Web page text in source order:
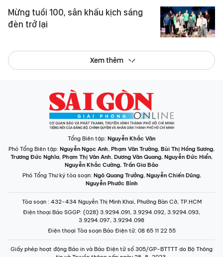
Mừng tuổi 100, sân khấu kịch sáng
đèn trở lại
Xem thêm
Tổng Biên tập: Nguyễn Khắc Văn
Phó Tổng Biên tập: Nguyễn Ngọc Anh, Phạm Văn Trường, Bùi Thị Hồng Sương,
Trương Đức Nghĩa, Phạm Thị Vân Anh, Dương Văn Quang, Nguyễn Đức Hiển,
Nguyễn Khắc Cường, Trần Gia Bảo
Phó Tổng Thư ký tòa soạn: Ngô Quang Trưởng, Nguyễn Chiến Dũng,
Nguyễn Phước Bình
Tòa soạn : 432-434 Nguyễn Thị Minh Khai, Phường Bàn Cờ, TP.HCM
Điện thoại Báo SGGP: (028) 3.9294.091, 3.9294.092, 3.9294.093,
3.9294.097, 3.9294.098
Điện thoại Tòa soạn Báo Điện tử: 08 65 11 22 55
Giấy phép hoạt động Báo in và Báo Điện tử số 305/GP-BTTTT do Bộ Thông